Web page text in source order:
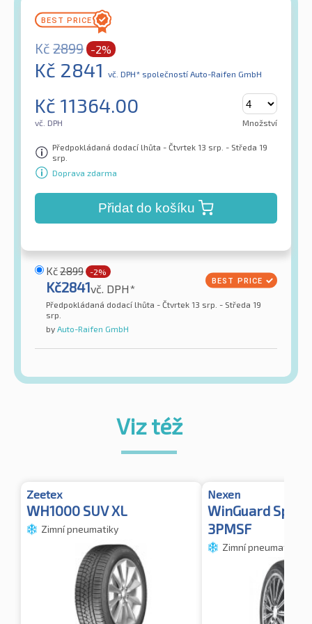
Kč 2899 -2%
Kč 2841 vč. DPH* společností Auto-Raifen GmbH
Kč 11364.00
vč. DPH Množství
Předpokládaná dodací lhůta - Čtvrtek 13 srp. - Středa 19
srp.
Doprava zdarma
Přidat do košíku
Kč2899 -2%
Kč2841vč. DPH*
Předpokládaná dodací lhůta - Čtvrtek 13 srp. - Středa 19
srp.
by Auto-Raifen GmbH
Viz též
Zeetex
WH1000 SUV XL
Zimní pneumatiky
Nexen
WinGuard Sport
3PMSF
Zimní pneumatiky